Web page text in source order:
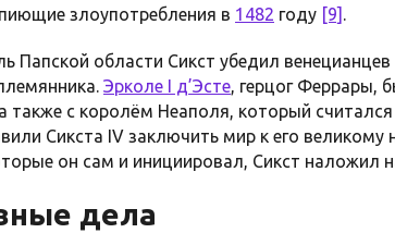
злоупотребления в 1482 году [9] .
Папской области Сикст убедил венецианцев
Эрколе I д’Эсте, герцог Феррары,
также с королём Неаполя, который
Сикста IV заключить мир к его
он сам и инициировал, Сикст наложил
дела